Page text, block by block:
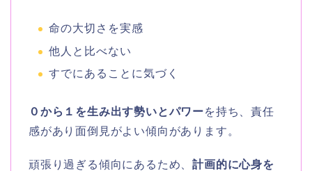
命の大切さを実感
他人と比べない
すでにあることに気づく
０から１を生み出す勢いとパワーを持ち、責任
感があり面倒見がよい傾向があります。
頑張り過ぎる傾向にあるため、計画的に心身を